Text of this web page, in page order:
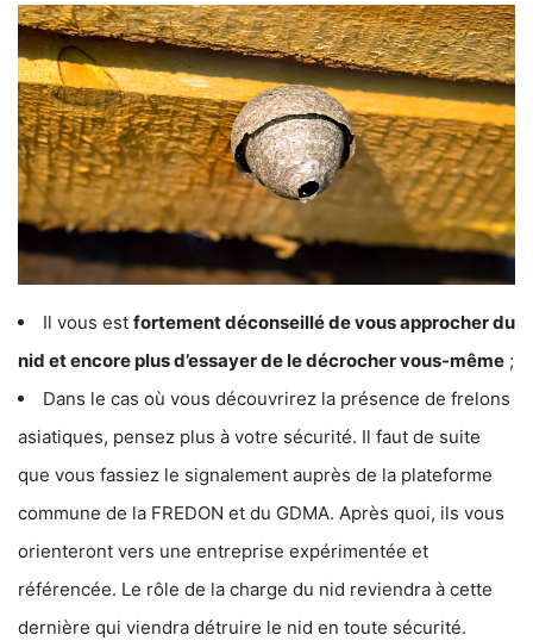
Il vous est fortement déconseillé de vous approcher du
nid et encore plus d’essayer de le décrocher vous-même ;
Dans le cas où vous découvrirez la présence de frelons
asiatiques, pensez plus à votre sécurité. Il faut de suite
que vous fassiez le signalement auprès de la plateforme
commune de la FREDON et du GDMA. Après quoi, ils vous
orienteront vers une entreprise expérimentée et
référencée. Le rôle de la charge du nid reviendra à cette
dernière qui viendra détruire le nid en toute sécurité.